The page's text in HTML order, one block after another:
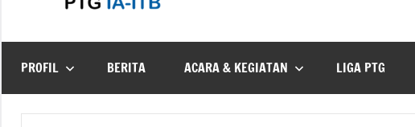
PROFIL BERITA ACARA & KEGIATAN LIGA PTG